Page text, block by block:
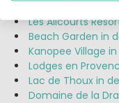
Les Alicourts
Beach Garden in
Kanopee Village
Lodges en
Lac de Thoux in
Domaine de la